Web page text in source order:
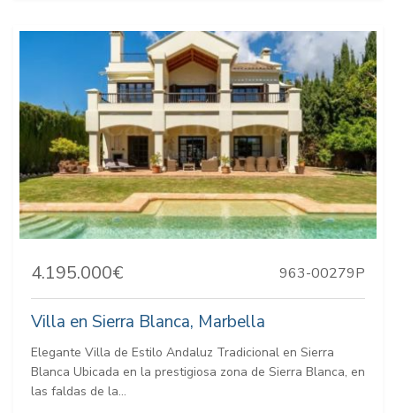
4.195.000€ 963-00279P
Villa en Sierra Blanca, Marbella
Elegante Villa de Estilo Andaluz Tradicional en Sierra
Blanca Ubicada en la prestigiosa zona de Sierra Blanca, en
las faldas de la...